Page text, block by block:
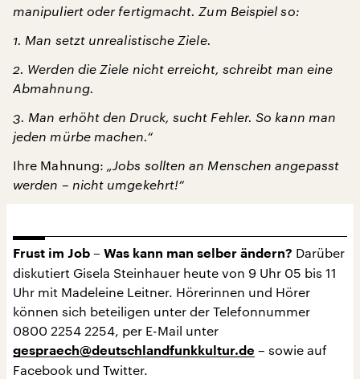
manipuliert oder fertigmacht. Zum Beispiel so:
1. Man setzt unrealistische Ziele.
2. Werden die Ziele nicht erreicht, schreibt man eine
Abmahnung.
3. Man erhöht den Druck, sucht Fehler. So kann man
jeden mürbe machen.“
Ihre Mahnung: „Jobs sollten an Menschen angepasst
werden – nicht umgekehrt!“
Frust im Job – Was kann man selber ändern? Darüber
diskutiert Gisela Steinhauer heute von 9 Uhr 05 bis 11
Uhr mit Madeleine Leitner. Hörerinnen und Hörer
können sich beteiligen unter der Telefonnummer
0800 2254 2254, per E-Mail unter
gespraech@deutschlandfunkkultur.de – sowie auf
Facebook und Twitter.